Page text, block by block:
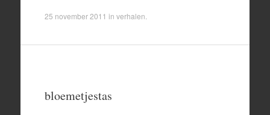
25 november 2011 in verhalen
bloemetjestas